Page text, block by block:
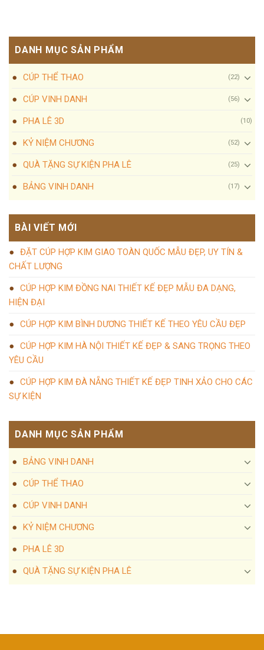
DANH MỤC SẢN PHẨM
CÚP THỂ THAO (22)
CÚP VINH DANH (56)
PHA LÊ 3D (10)
KỶ NIỆM CHƯƠNG (52)
QUÀ TẶNG SỰ KIỆN PHA LÊ (25)
BẢNG VINH DANH (17)
BÀI VIẾT MỚI
ĐẶT CÚP HỢP KIM GIAO TOÀN QUỐC MẪU ĐẸP, UY TÍN &
CHẤT LƯỢNG
CÚP HỢP KIM ĐỒNG NAI THIẾT KẾ ĐẸP MẪU ĐA DẠNG,
HIỆN ĐẠI
CÚP HỢP KIM BÌNH DƯƠNG THIẾT KẾ THEO YÊU CẦU ĐẸP
CÚP HỢP KIM HÀ NỘI THIẾT KẾ ĐẸP & SANG TRỌNG THEO
YÊU CẦU
CÚP HỢP KIM ĐÀ NẴNG THIẾT KẾ ĐẸP TINH XẢO CHO CÁC
SỰ KIỆN
DANH MỤC SẢN PHẨM
BẢNG VINH DANH
CÚP THỂ THAO
CÚP VINH DANH
KỶ NIỆM CHƯƠNG
PHA LÊ 3D
QUÀ TẶNG SỰ KIỆN PHA LÊ